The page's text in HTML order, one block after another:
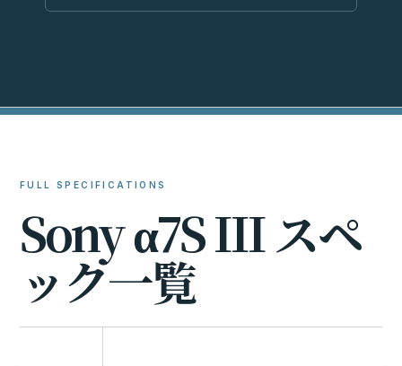
FULL SPECIFICATIONS
Sonyα7SIIIスペ
ック一覧